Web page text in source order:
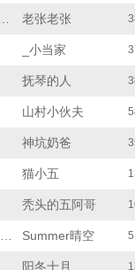
老张老张
_小当家
抚琴的人
山村小伙夫
神坑奶爸
猫小五
秃头的五阿哥
第1490章 （大结局）那
Summer晴空
阳冬十月